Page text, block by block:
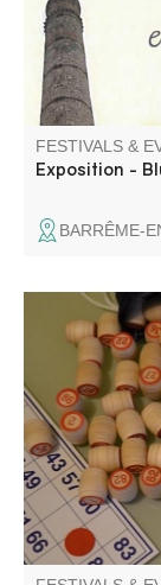
FESTIVALS &
Exposition -
BARRÊME-
Organized by